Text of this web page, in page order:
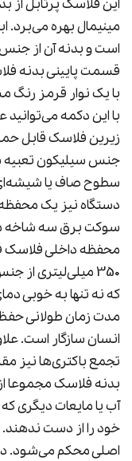
این فلاسک پرتابل از
قسمت پایینی بدنه
با یک نوار قرمز
با این دکمه
جنس سیلیکون تعبیه
سطوح صاف یا
دستگاه نیز یک محفظه
سوکت برق سه شاخه
که نه تنها به خوبی
مدت زمان طولانی حفظ
انسان سازگار است.
تجمع باکتری‌ها نیز
آب یا مایعات دیگری
خود را از دست
اصلی محکم می‌شود.